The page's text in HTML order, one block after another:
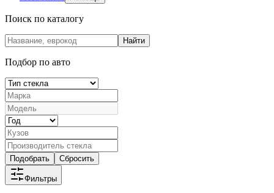
Поиск по каталогу
Найти
Подбор по авто
Подобрать Сбросить
Фильтры